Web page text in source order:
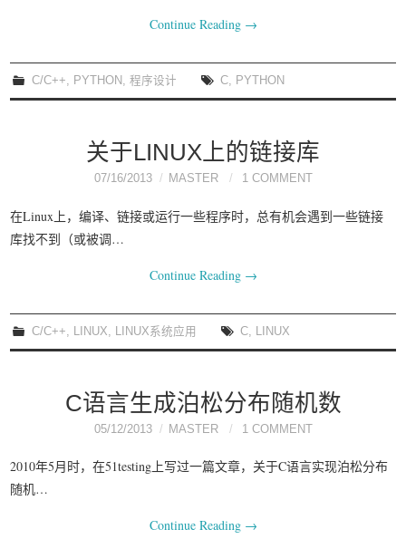
Continue Reading →
C/C++, PYTHON ,程序设计 C, PYTHON
关于LINUX上的链接库
07/16/2013 MASTER 1 COMMENT
在Linux上，编译、链接或运行一些程序时，总有机会遇到一些链接
库找不到（或被调…
Continue Reading →
C/C++ LINUX LINUX系统应用 C LINUX
C语言生成泊松分布随机数
05/12/2013 MASTER 1 COMMENT
2010年5月时，在51testing上写过一篇文章，关于C语言实现泊松分布
随机…
Continue Reading →